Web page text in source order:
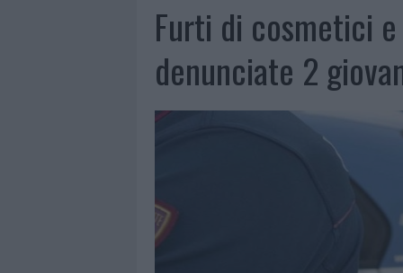
Furti di cosmetici
denunciate 2